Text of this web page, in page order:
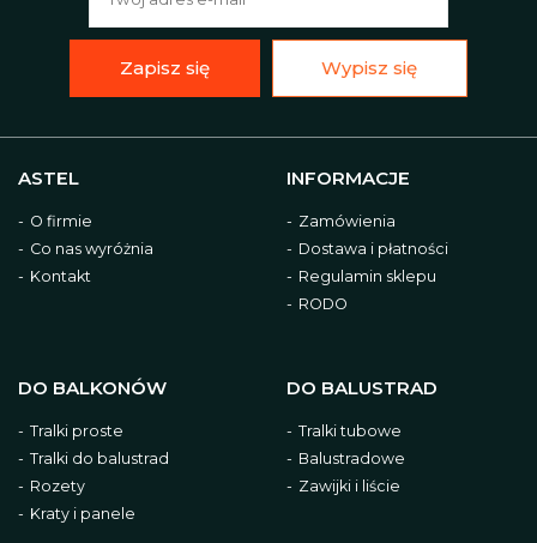
ASTEL
O firmie
Co nas wyróżnia
Kontakt
INFORMACJE
Zamówienia
Dostawa i płatności
Regulamin sklepu
RODO
DO BALKONÓW
Tralki proste
Tralki do balustrad
Rozety
Kraty i panele
DO BALUSTRAD
Tralki tubowe
Balustradowe
Zawijki i liście
Zapisz się Wypisz się